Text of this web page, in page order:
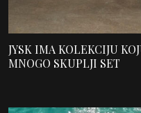
JYSK IMA KOLEKCIJU
MNOGO SKUPLJI SET